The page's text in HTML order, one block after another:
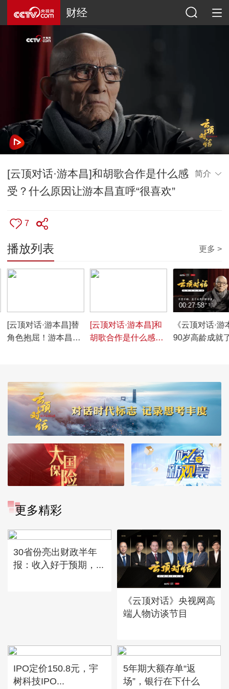
财经
[云顶对话·游本昌]和胡歌合作是什么感
受？什么原因让游本昌直呼“很喜欢”
简介
7
播放列表 更多 >
[云顶对话·游本昌]替
角色抱屈！游本昌戏
[云顶对话·游本昌]和
胡歌合作是什么感
《云顶对话·游
90岁高龄成就
00:27:58
更多精彩
30省份亮出财政半年
报：收入好于预期，...
《云顶对话》央视网高
端人物访谈节目
IPO定价150.8元，宇
树科技IPO...
5年期大额存单“返
场”，银行在下什么